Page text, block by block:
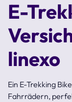
E-
linexo
Ein E-Trekking
Fahrrädern,